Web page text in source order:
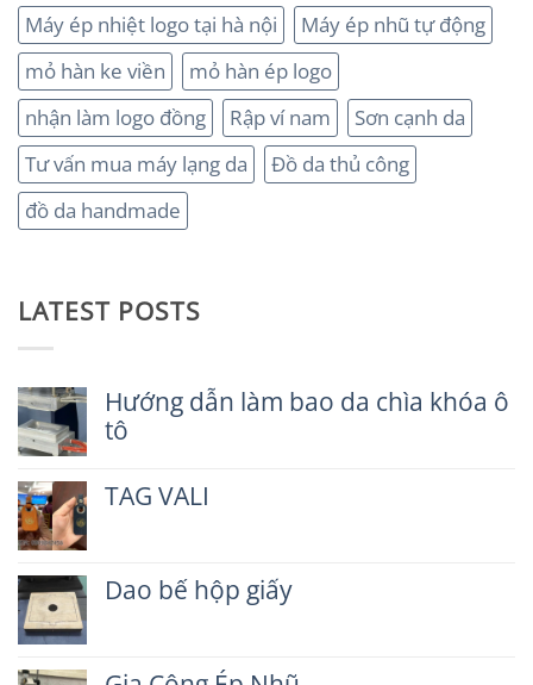
Máy ép nhiệt logo tại hà nội
Máy ép nhũ tự động
mỏ hàn ke viền
mỏ hàn ép logo
nhận làm logo đồng
Rập ví nam
Sơn cạnh da
Tư vấn mua máy lạng da
Đồ da thủ công
đồ da handmade
LATEST POSTS
Hướng dẫn làm bao da chìa khóa ô
tô
bình
dẫn
làm
TAG VALI
luận
ở
Dao bế hộp giấy